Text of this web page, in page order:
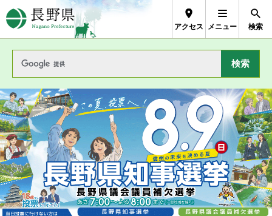
長野県Nagano
アクセス メニュー 検索